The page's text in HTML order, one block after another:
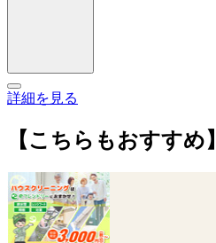
詳細を見る
【こちらもおすすめ】